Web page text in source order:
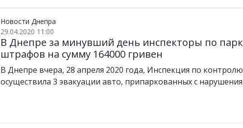
Новости Днепра
29.04.2020 11:00
В Днепре за минувший день инспекторы по
штрафов на сумму 164000 гривен
В Днепре вчера, 28 апреля 2020 года, Инспекция по
осуществила 3 эвакуации авто, припаркованных с